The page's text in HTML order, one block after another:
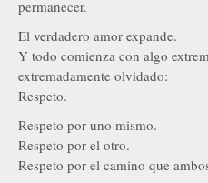
permanecer.
El verdadero amor expande.
Y todo comienza con algo
extremadamente olvidado:
Respeto.
Respeto por uno mismo.
Respeto por el otro.
Respeto por el camino que